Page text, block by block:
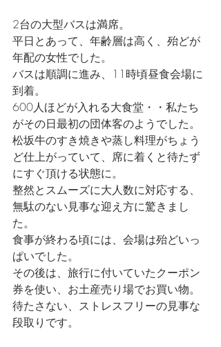
2台の大型バスは満席。
平日とあって、年齢層は高く、殆どが
年配の女性でした。
バスは順調に進み、11時頃昼食会場に
到着。
600人ほどが入れる大食堂・・私たち
がその日最初の団体客のようでした。
松坂牛のすき焼きや蒸し料理がちょう
ど仕上がっていて、席に着くと待たず
にすぐ頂ける状態に。
整然とスムーズに大人数に対応する、
無駄のない見事な迎え方に驚きまし
た。
食事が終わる頃には、会場は殆どいっ
ぱいでした。
その後は、旅行に付いていたクーポン
券を使い、お土産売り場でお買い物。
待たさない、ストレスフリーの見事な
段取りです。